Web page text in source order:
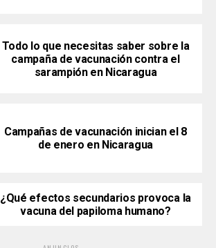
Todo lo que necesitas saber sobre la
campaña de vacunación contra el
sarampión en Nicaragua
Campañas de vacunación inician el 8
de enero en Nicaragua
¿Qué efectos secundarios provoca la
vacuna del papiloma humano?